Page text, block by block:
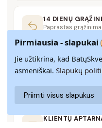
14 DIENŲ
Paprastas
SAUGUS
SSL šifravimas
saugumo lygį
KLIENTŲ
Pirmiausia - slapukai
Jie užtikrina, kad
asmeniškai. Slapukų
Priimti visus slapukus